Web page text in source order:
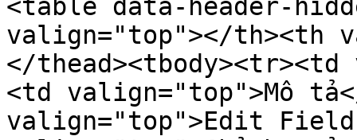
<table data-header-
valign="top"></th><th
</
<td valign="top">Mô
valign="top">Edit